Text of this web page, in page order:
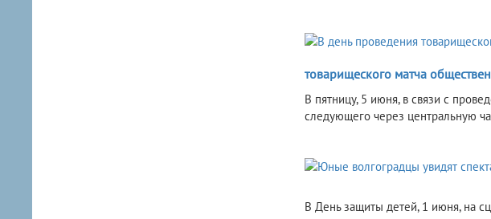
товарищеского матча
В пятницу, 5 июня, в связи с
следующего через центральную
В День защиты детей, 1 июня, на